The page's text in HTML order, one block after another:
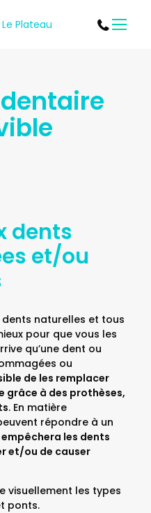
Le Plateau Menu
dents
et/ou
dents naturelles et tous
pour que vous les
qu’une dent ou
ou
de les remplacer
grâce à des prothèses,
. En matière
répondre à un
empêchera les dents
et/ou de causer
visuellement les types
ponts.